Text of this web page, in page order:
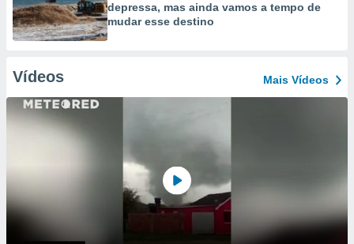
depressa, mas ainda vamos a tempo de
mudar esse destino
Vídeos Mais Vídeos